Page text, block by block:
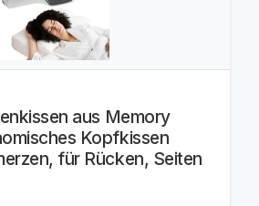
aus Memory
Kopfkissen
für Rücken, Seiten